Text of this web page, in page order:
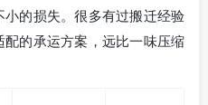
的损失。很多有过搬迁经验
的承运方案，远比一味压缩